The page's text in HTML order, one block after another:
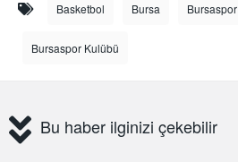
Basketbol Bursa Bursaspor
Bursaspor Kulübü
Bu haber ilginizi çekebilir